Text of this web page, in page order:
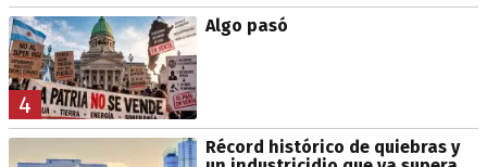
4
Algo pasó
Récord histórico de quiebras y